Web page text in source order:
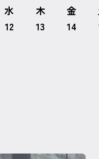
水
12
木
13
金
14